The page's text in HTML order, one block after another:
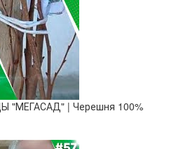
| Черешня 100%